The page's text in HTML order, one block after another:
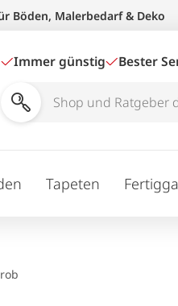
Böden, Malerbedarf & Deko
Immer günstig Bester
Shop
durchsuchen
Tapeten